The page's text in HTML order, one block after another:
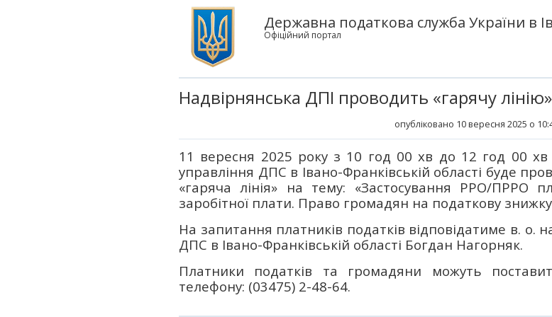
Державна податкова служба України в
Офіційний портал
Надвірнянська ДПІ проводить «гарячу
опубліковано 10 вересня 2025 о
11 вересня 2025 року з 10 год 00 хв до 12 год 00 хв
управління ДПС в Івано-Франківській області буде
«гаряча лінія» на тему: «Застосування РРО/ПРРО
заробітної плати. Право громадян на податкову
На запитання платників податків відповідатиме в. о.
ДПС в Івано-Франківській області Богдан Нагорняк.
Платники податків та громадяни можуть
телефону: (03475) 2-48-64.